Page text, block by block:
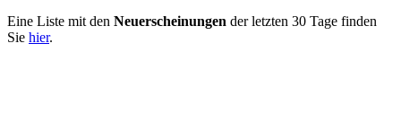
Eine Liste mit den Neuerscheinungen der letzten 30 Tage finden
Sie hier.